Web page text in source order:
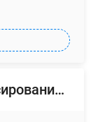
Банк жилищного финансирования (БЖФ)